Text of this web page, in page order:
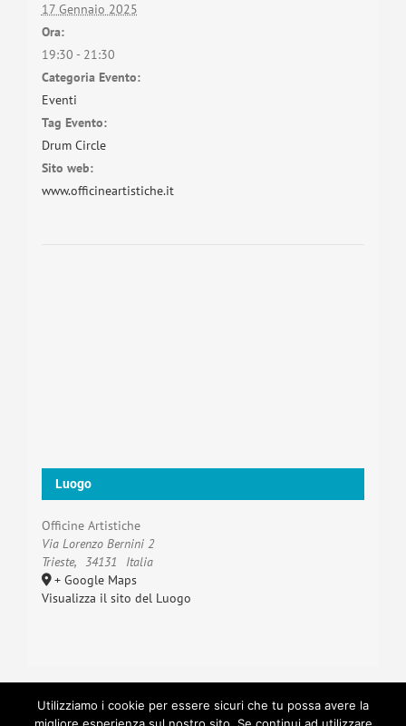
17 Gennaio 2025
Ora:
19:30 - 21:30
Categoria Evento:
Eventi
Tag Evento:
Drum Circle
Sito web:
www.officineartistiche.it
Luogo
Officine Artistiche
Via Lorenzo Bernini 2
Trieste, 34131
Italia
+ Google Maps
Visualizza il sito del Luogo
Utilizziamo i cookie per essere sicuri che tu possa avere la